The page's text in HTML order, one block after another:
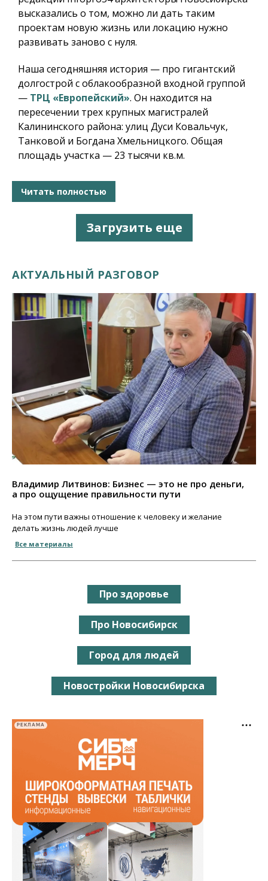
высказались о том, можно ли дать таким
проектам новую жизнь или локацию нужно
развивать заново с нуля.
Наша сегодняшняя история — про гигантский
долгострой с облакообразной входной группой
— ТРЦ «Европейский». Он находится на
пересечении трех крупных магистралей
Калининского района: улиц Дуси Ковальчук,
Танковой и Богдана Хмельницкого. Общая
площадь участка — 23 тысячи кв.м.
Читать полностью
Загрузить еще
АКТУАЛЬНЫЙ РАЗГОВОР
Владимир Литвинов: Бизнес — это не про деньги,
а про ощущение правильности пути
На этом пути важны отношение к человеку и желание
делать жизнь людей лучше
Все материалы
Про здоровье
Про Новосибирск
Город для людей
Новостройки Новосибирска
РЕКЛАМА